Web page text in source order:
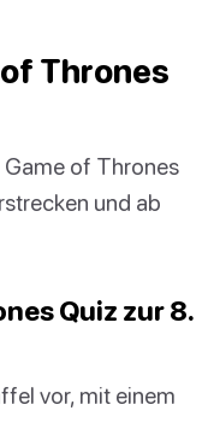
Thrones
of Thrones
und ab
Quiz zur 8.
vor, mit einem